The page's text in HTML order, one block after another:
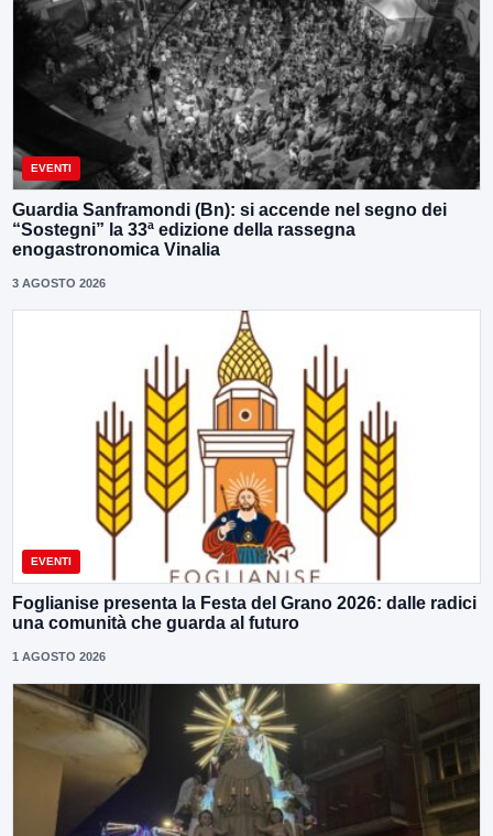
EVENTI
Guardia Sanframondi (Bn): si accende nel segno dei
“Sostegni” la 33ª edizione della rassegna
enogastronomica Vinalia
3 AGOSTO 2026
EVENTI
Foglianise presenta la Festa del Grano 2026: dalle radici
una comunità che guarda al futuro
1 AGOSTO 2026